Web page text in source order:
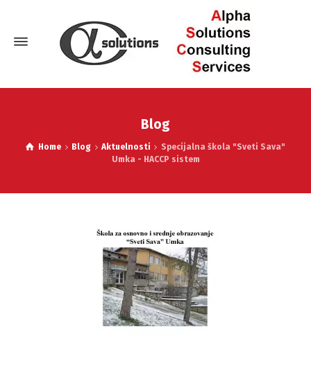
Blog
Home Blog Aktuelnosti
Specijalna škola "Sveti Sava"
Umka - HACCP sistem